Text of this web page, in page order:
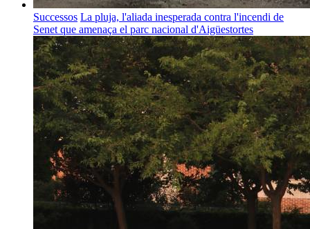
Successos La pluja, l'aliada inesperada contra l'incendi de
Senet que amenaça el parc nacional d'Aigüestortes